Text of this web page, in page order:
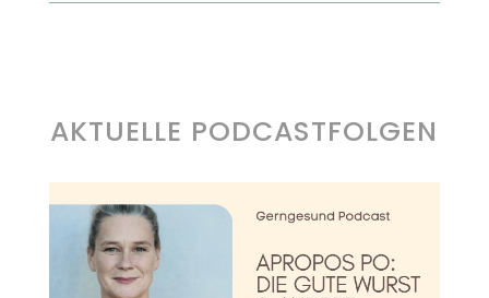
AKTUELLE PODCASTFOLGEN